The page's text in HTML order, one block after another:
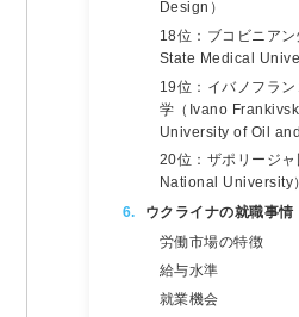
Design）
18位：ブコビニア
State Medical
19位：イバノフラ
学（Ivano
University of Oil and
20位：ザポリージ
National University）
ウクライナの就職事情
労働市場の特徴
給与水準
就業機会